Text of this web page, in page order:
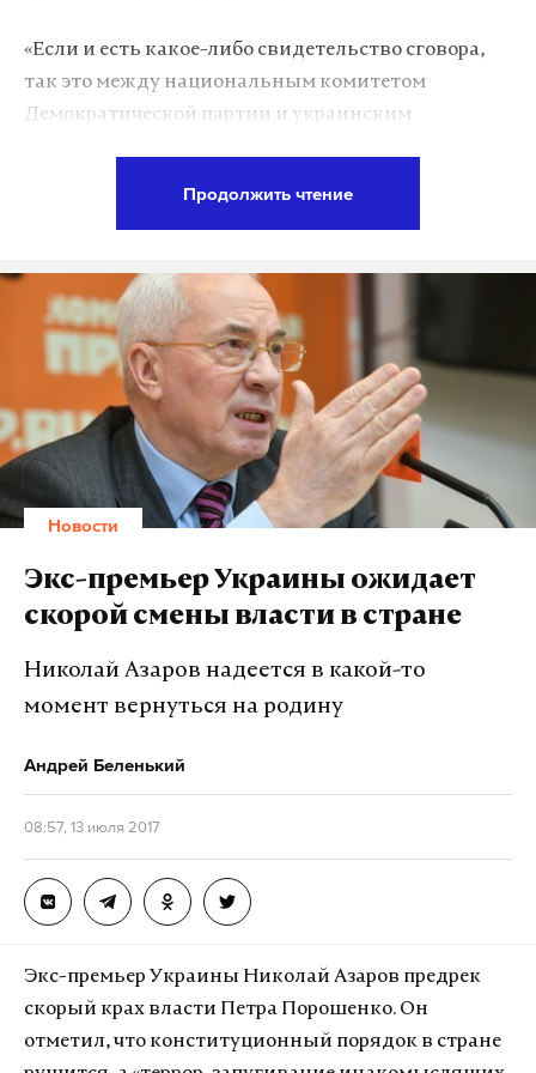
А еще мы есть вTelegram,ДзениVK.
Макс Telegram
Дзен VK
«Если и есть какое-либо свидетельство сговора,
так это между национальным комитетом
Демократической партии и украинским
Члены Демократической партии обвинения
категорически отвергли, заявив, что их
сотрудничество с украинскими властями с целью
получить компромат на кандидатов в
президенты — это ложные слухи. «Я была
директором по исследованиям в национальном
комитете Демократической партии в течение
четырех лет и имела нулевой контакт с
иностранными правительствами», – заявила
Лорен Диллон.
Как передает Politico, во время президентских
Хиллари Клинтон. В посольстве Украины
обвинения в сговоре также отвергли.
Ранее на слушаниях в сенатском разведкомитете
кандидат на пост директора ФБР Кристофер Рэй
заявил о готовности изучить данные о возможной
США с целью дискредитации Дональда Трампа.
Фото: © GLOBAL LOOK press/©Ron Sachs
Продолжить чтение
Новости
Экс-премьер Украины ожидает
скорой смены власти в стране
Николай Азаров надеется в какой-то
момент вернуться на родину
Андрей Беленький
08:57, 13 июля 2017
Экс-премьер Украины Николай Азаров предрек
скорый крах власти Петра Порошенко. Он
отметил, что конституционный порядок в стране